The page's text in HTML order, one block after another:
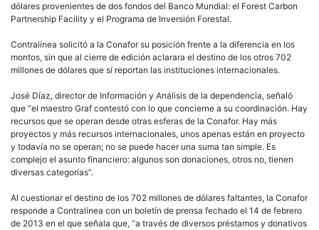
organismo internacional [Banco Mundial] destina a México casi 700
millones de dólares”.
Agrega en el documento que el Proyecto forma parte de las acciones de
preparación que México realiza para atender los compromisos que adquirió
México al adherirse al mecanismo de Reducción de Emisiones por
“Se tiene contemplado que los beneficiarios clave serán alrededor de 4
mil ejidos y comunidades que participarían en los programas de incentivos
y asesoría orientados por la demanda, respaldados por el proyecto a nivel
nacional y en las áreas de acción temprana de Redd+”.
Redd+ y el mercado de carbono
Redd+ fue planteado por los países integrantes de la Convención Marco
de las Naciones Unidas sobre el Cambio Climático y tiene como objetivo
reducir la emisión de gases de efecto invernadero por medio de la